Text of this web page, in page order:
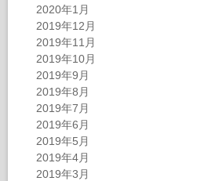
2020年1月
2019年12月
2019年11月
2019年10月
2019年9月
2019年8月
2019年7月
2019年6月
2019年5月
2019年4月
2019年3月